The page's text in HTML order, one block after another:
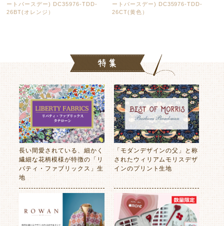
ートバースデー) DC35976-TDD-
26BT(オレンジ）
ートバースデー) DC35976-TDD-
26CT(黄色）
長い間愛されている、細かく
繊細な花柄模様が特徴の「リ
バティ・ファブリックス」生
地
「モダンデザインの父」と称
されたウィリアムモリスデザ
インのプリント生地